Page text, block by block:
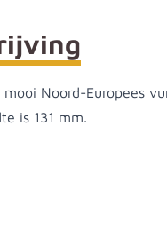
Noord-Europees
is 131 mm.